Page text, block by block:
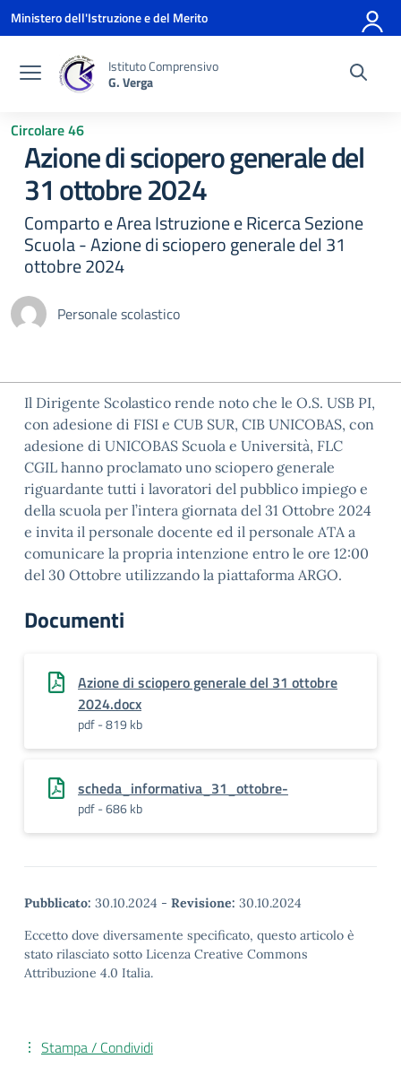
Vai ai contenuti
Vai al menu di navigazione
Vai al footer
Ministero dell'Istruzione e del Merito
Istituto Comprensivo
G. Verga
Circolare 46
Azione di sciopero generale del
31 ottobre 2024
Comparto e Area Istruzione e Ricerca Sezione
Scuola - Azione di sciopero generale del 31
ottobre 2024
Personale scolastico
Il Dirigente Scolastico rende noto che le O.S. USB PI,
con adesione di FISI e CUB SUR, CIB UNICOBAS, con
adesione di UNICOBAS Scuola e Università, FLC
CGIL hanno proclamato uno sciopero generale
riguardante tutti i lavoratori del pubblico impiego e
della scuola per l’intera giornata del 31 Ottobre 2024
e invita il personale docente ed il personale ATA a
comunicare la propria intenzione entro le ore 12:00
del 30 Ottobre utilizzando la piattaforma ARGO.
Documenti
Azione di sciopero generale del 31 ottobre
2024.docx
pdf - 819 kb
scheda_informativa_31_ottobre-
pdf - 686 kb
Pubblicato: 30.10.2024 - Revisione: 30.10.2024
Eccetto dove diversamente specificato, questo articolo è
stato rilasciato sotto Licenza Creative Commons
Attribuzione 4.0 Italia.
Stampa / Condividi